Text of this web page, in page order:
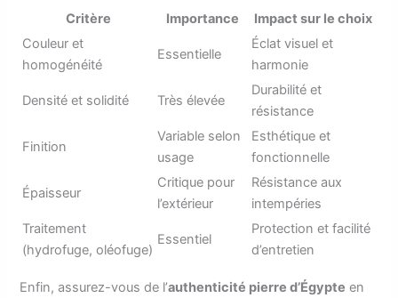
Critère Importance
Impact sur le choix
Couleur et
homogénéité
Essentielle
Éclat visuel et
harmonie
Densité et solidité Très élevée
Durabilité et
résistance
Finition
Variable selon
usage
Esthétique et
fonctionnelle
Épaisseur
Critique pour
l’extérieur
Résistance aux
intempéries
Traitement
(hydrofuge, oléofuge)
Essentiel
Protection et facilité
d’entretien
Enfin, assurez-vous de l’authenticité pierre d’Égypte en